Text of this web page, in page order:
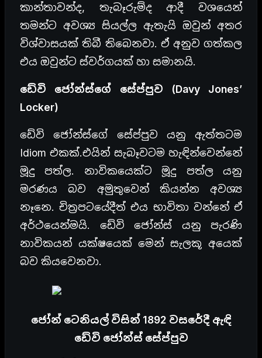
කාන්තාවන්ද, තැබෑරුම්ද ආදී වශයෙන්
තමන්ට අවශ්‍ය සියල්ල ඇතැයි ඔවුන් අතර
විශ්වාසයක් තිබී තිබෙනවා. ඒ අනුව ගත්කල
එය ඔවුන්ට ස්වර්ගයක් හා සමානයි.
ඩේවි ජෝන්ස්ගේ සේප්පුව (Davy Jones’
Locker)
ඩේවි ජෝන්ස්ගේ සේප්පුව යනු ඇත්තටම
Idiom එකක්.එයින් සැබෑවටම හැඳින්වෙන්නේ
මූදු පත්ල. නාවිකයෙක්ට මූදු පත්ල යනු
මරණය බව අමුතුවෙන් කියන්න අවශ්‍ය
නෑනෙ. චිත්‍රපටයේදීත් එය භාවිතා වන්නේ ඒ
අර්ථයෙන්මයි. ඩේවි ජෝන්ස් යනු පැරණි
නාවිකයන් යක්ෂයෙක් මෙන් සැලකූ අයෙක්
බව කියවෙනවා.
ජෝන් ටෙනියල් විසින් 1892 වසරේදී ඇඳි
ඩේවි ජෝන්ස් සේප්පුව